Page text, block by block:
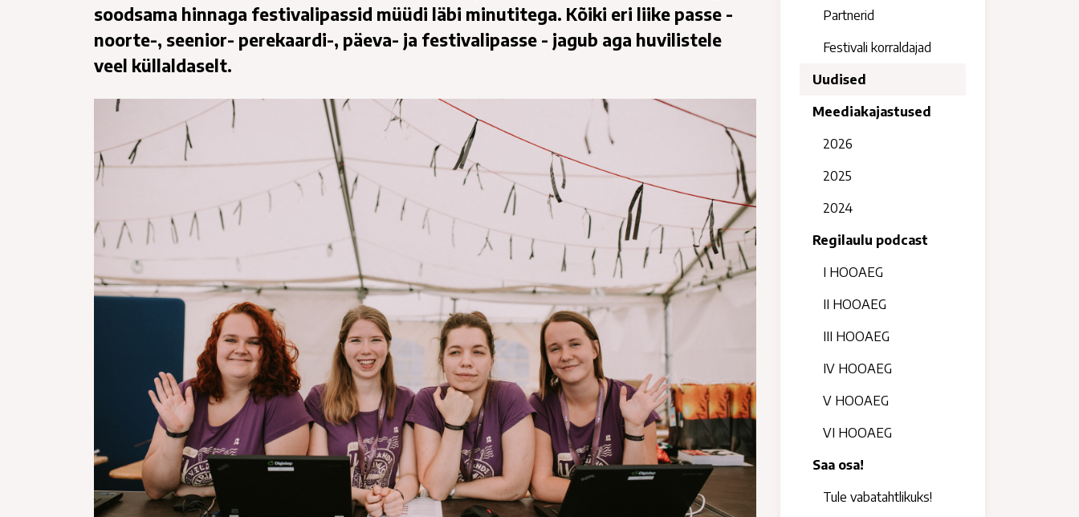
soodsama hinnaga festivalipassid müüdi läbi minutitega. Kõiki eri liike passe -
noorte-, seenior- perekaardi-, päeva- ja festivalipasse - jagub aga huvilistele
veel küllaldaselt.
Partnerid
Festivali korraldajad
Uudised
Meediakajastused
2026
2025
2024
Regilaulu podcast
I HOOAEG
II HOOAEG
III HOOAEG
IV HOOAEG
V HOOAEG
VI HOOAEG
Saa osa!
Tule vabatahtlikuks!